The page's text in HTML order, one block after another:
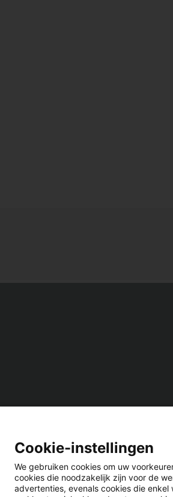
Cookie-instellingen
We gebruiken cookies om uw
cookies die noodzakelijk zijn voor de
advertenties, evenals cookies die